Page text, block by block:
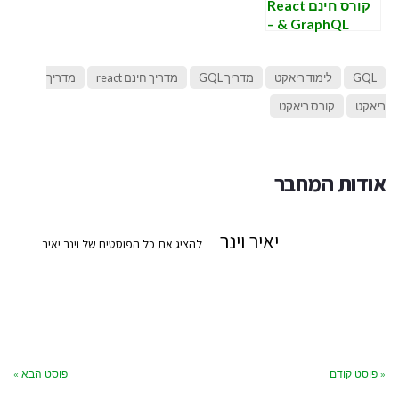
קורס חינם React
& GraphQL –
GQL לימוד ריאקט מדריך GQL מדריך חינם react
מדריך
ריאקט
קורס ריאקט
אודות המחבר
יאיר וינר להציג את כל הפוסטים של וינר יאיר
« פוסט קודם פוסט הבא »